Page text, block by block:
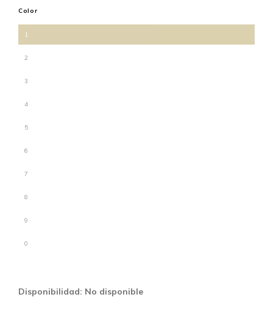
Color
1
2
3
4
5
6
7
8
9
0
Disponibilidad: No disponible